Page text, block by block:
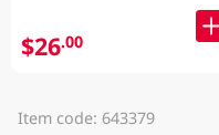
$26.00
Item code: 643379